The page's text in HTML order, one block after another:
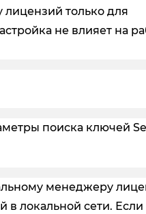
только для
не влияет на
поиска ключей
менеджеру
локальной сети. Если